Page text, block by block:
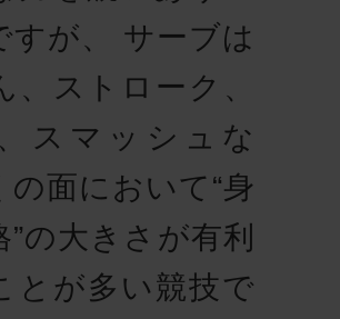
すが、 サーブは
、ストローク、
スマッシュな
の面において“身
の大きさが有利
とが多い競技で